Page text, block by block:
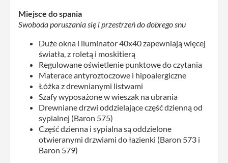
Miejsce do spania
Swoboda poruszania się i przestrzeń do dobrego snu
Duże okna i iluminator 40x40 zapewniają więcej
światła, z roletą i moskitierą
Regulowane oświetlenie punktowe do czytania
Materace antyroztoczowe i hipoalergiczne
Łóżka z drewnianymi listwami
Szafy wyposażone w wieszak na ubrania
Drewniane drzwi oddzielające część dzienną od
sypialnej (Baron 575)
Część dzienna i sypialna są oddzielone
otwieranymi drzwiami do łazienki (Baron 573 i
Baron 579)